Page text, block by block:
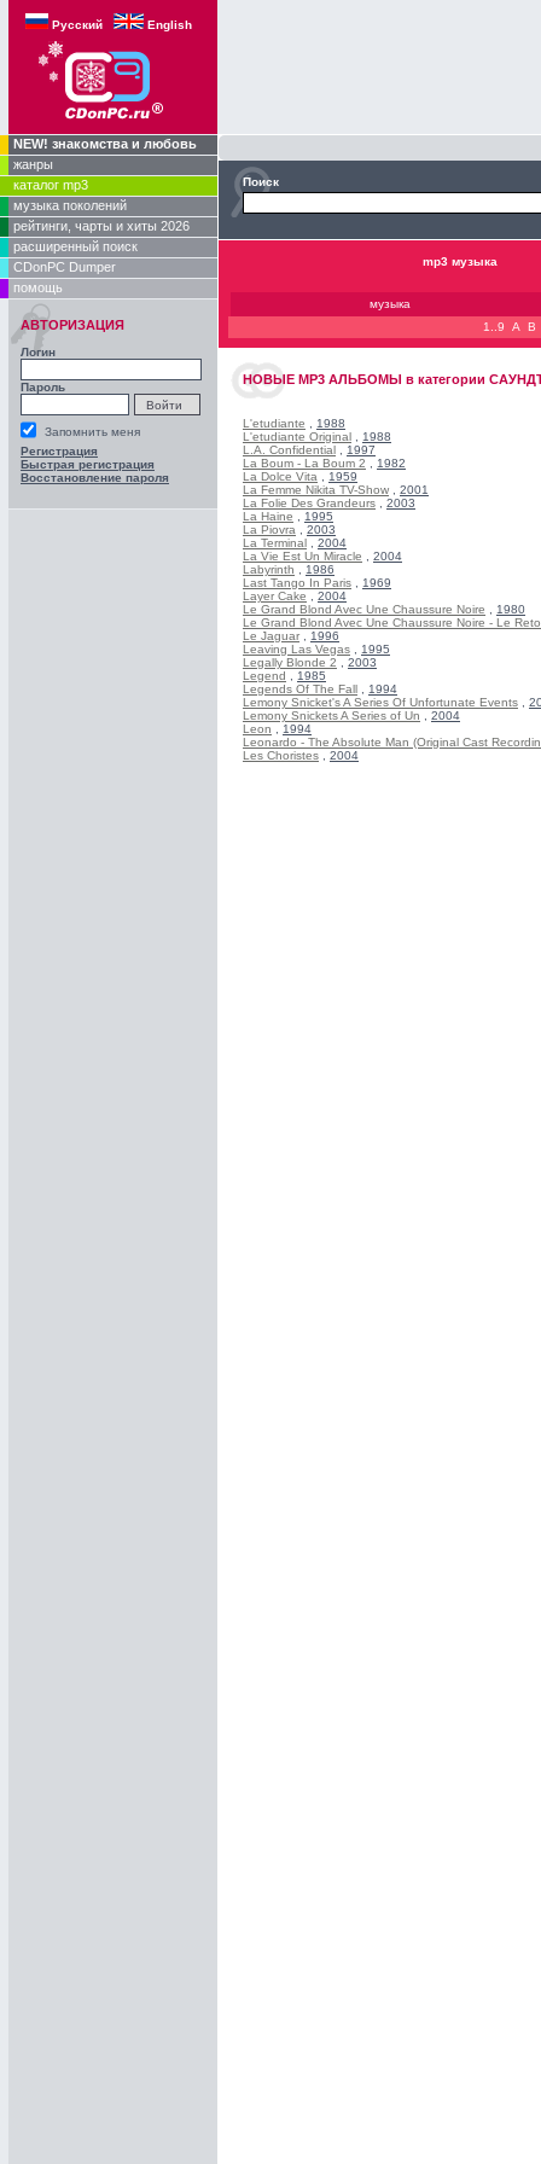
Русский English
NEW! знакомства и любовь
жанры
каталог mp3
музыка поколений
рейтинги, чарты и хиты 2026
расширенный поиск
CDonPC Dumper
помощь
АВТОРИЗАЦИЯ
Логин
Пароль
Запомнить меня
Регистрация
Быстрая регистрация
Восстановление пароля
Поиск
mp3 музыка
музыка
1..9
A B
НОВЫЕ MP3 АЛЬБОМЫ в категории
L'etudiante
1988
L'etudiante Original
1988
L.A. Confidential
1997
La Boum - La Boum 2
1982
La Dolce Vita
1959
La Femme Nikita TV-Show
2001
La Folie Des Grandeurs
2003
La Haine
1995
La Piovra
2003
La Terminal
2004
La Vie Est Un Miracle
2004
Labyrinth
1986
Last Tango In Paris
1969
Layer Cake
2004
Le Grand Blond Avec Une Chaussure Noire
1980
Le Grand Blond Avec Une Chaussure Noire - Le
Le Jaguar
1996
Leaving Las Vegas
1995
Legally Blonde 2
2003
Legend
1985
Legends Of The Fall
1994
Lemony Snicket's A Series Of Unfortunate Events
Lemony Snickets A Series of Un
2004
Leon
1994
Leonardo - The Absolute Man (Original Cast
Les Choristes
2004